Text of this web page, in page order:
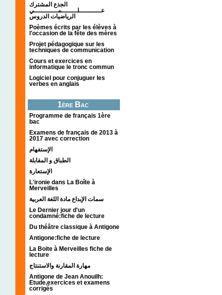
الجذع المشترك
عـــــــــــلــــــــمــــــــــــي
الرياضيات الدروس
Poèmes écrits par les élèves à
l'occasion de la fête des mères
Projet pédagogique sur les
techniques de communication
Cours et exercices en
informatique le tronc commun
Logiciel pour conjuguer les
verbes en anglais
1ère Bac
Programme de français 1ère
bac
Examens de français de 2013 à
2017 avec correction
الإستفهام
الطباق و المقابلة
الإستعارة
L'ironie dans La Boîte à
Merveilles
سمات الإبداع مادة اللغة العربية
Le Dernier jour d'un
condamné:fiche de lecture
Du théâtre classique à Antigone
Antigone:fiche de lecture
La Boite à Merveilles fiche de
lecture
مهارة المقارنة والاستنتاج
Antigone de Jean Anouilh:
Etude,exercices et examens
corrigés